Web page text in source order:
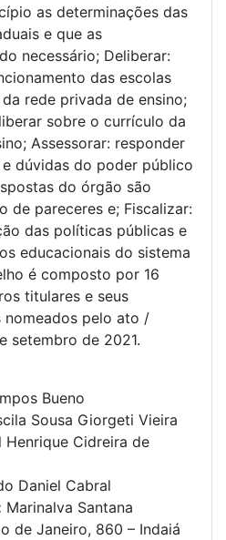
as determinações das
e que as
necessário; Deliberar:
das escolas
rede privada de ensino;
sobre o currículo da
Assessorar: responder
dúvidas do poder público
do órgão são
de pareceres e; Fiscalizar:
das políticas públicas e
educacionais do sistema
é composto por 16
titulares e seus
nomeados pelo ato /
setembro de 2021.
Bueno
Sousa Giorgeti Vieira
Henrique Cidreira de
Daniel Cabral
Marinalva Santana
de Janeiro, 860 – Indaiá